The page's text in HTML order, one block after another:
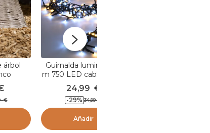
árbol
€
Guirnalda luminosa 16
m 750 LED cable verde
Lujo Bicolor Blanco
cálido y frío
24,99 €
-29% 34,99
Añadir